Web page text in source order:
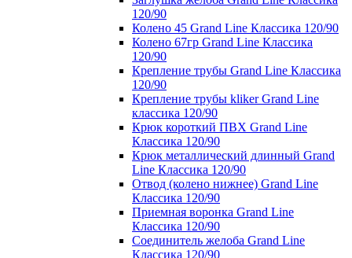
120/90
Колено 45 Grand Line Классика 120/90
Колено 67гр Grand Line Классика
120/90
Крепление трубы Grand Line Классика
120/90
Крепление трубы kliker Grand Line
классика 120/90
Крюк короткий ПВХ Grand Line
Классика 120/90
Крюк металлический длинный Grand
Line Классика 120/90
Отвод (колено нижнее) Grand Line
Классика 120/90
Приемная воронка Grand Line
Классика 120/90
Соединитель желоба Grand Line
Классика 120/90